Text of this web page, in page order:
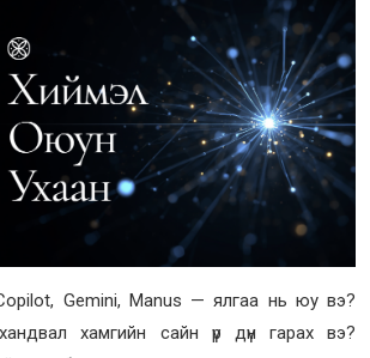
Gemini, Manus — ялгаа нь юу вэ?
хамгийн сайн үр дүн гарах вэ?